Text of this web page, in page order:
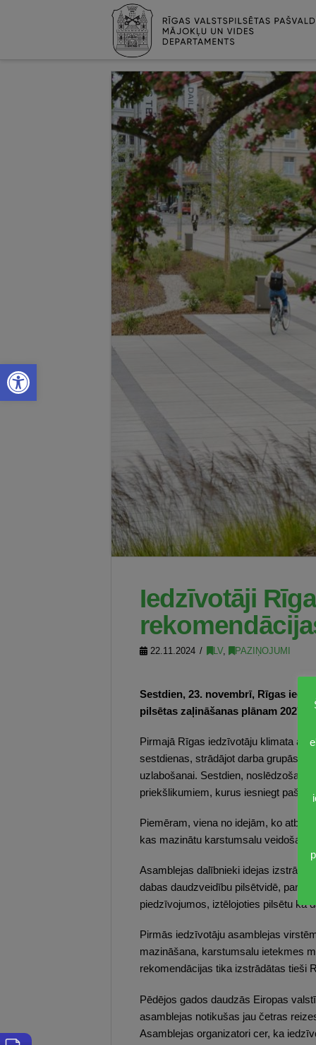
Open toolbar
Iedzīvotāji
22.11.2024 LV, PAZIŅOJUMI
Sestdien, 23. novembrī, Rīgas
pilsētas zaļināšanas plānam 2027.
Pirmajā Rīgas iedzīvotāju klimata
sestdienas, strādājot darba grupās,
uzlabošanai. Sestdien, noslēdzošajā
priekšlikumiem, kurus iesniegt
Piemēram, viena no idejām, ko
kas mazinātu karstumsalu
Asamblejas dalībnieki idejas
dabas daudzveidību pilsētvidē, par
piedzīvojumos, iztēlojoties pilsētu kā
Pirmās iedzīvotāju asamblejas
mazināšana, karstumsalu ietekmes
rekomendācijas tika izstrādātas tieši
Pēdējos gados daudzās Eiropas
asamblejas notikušas jau četras
Asamblejas organizatori cer, ka